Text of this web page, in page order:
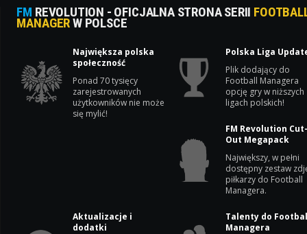
FM REVOLUTION - OFICJALNA STRONA SERII
MANAGERW POLSCE
Największa polska
społeczność
Ponad 70 tysięcy
zarejestrowanych
użytkowników nie może
się mylić!
Polska Liga
Plik dodający do
Football Managera
opcję gry w niższych
ligach polskich!
FM Revolution
Out Megapack
Największy, w pełni
dostępny zestaw
piłkarzy do Football
Managera.
Aktualizacje i
dodatki
Talenty do
Managera